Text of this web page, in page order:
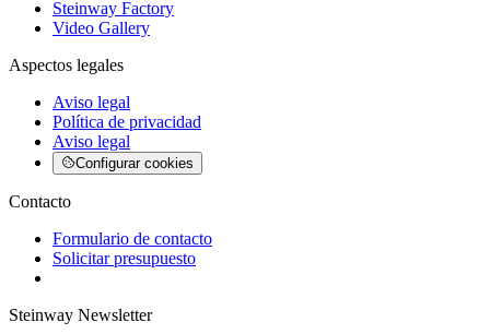
Steinway Factory
Video Gallery
Aspectos legales
Aviso legal
Política de privacidad
Aviso legal
Configurar cookies
Contacto
Formulario de contacto
Solicitar presupuesto
Steinway Newsletter